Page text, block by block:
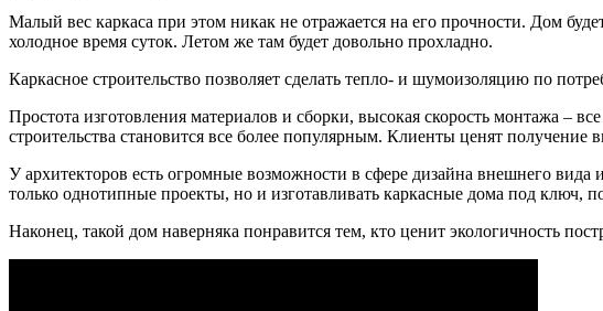
Малый вес каркаса при этом никак не отражается на его прочности. Дом
холодное время суток. Летом же там будет довольно прохладно.
Каркасное строительство позволяет сделать тепло- и шумоизоляцию по
Простота изготовления материалов и сборки, высокая скорость монтажа –
строительства становится все более популярным. Клиенты ценят получение
У архитекторов есть огромные возможности в сфере дизайна внешнего
только однотипные проекты, но и изготавливать каркасные дома под ключ,
Наконец, такой дом наверняка понравится тем, кто ценит экологичность